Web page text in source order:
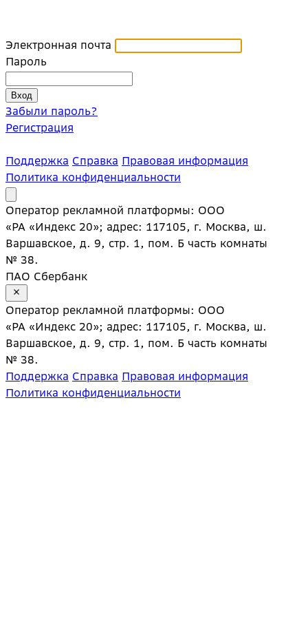
Электронная почта
Пароль
Забыли пароль?
Регистрация
Поддержка Справка Правовая информация
Политика конфиденциальности
Оператор рекламной платформы: ООО
«РА «Индекс 20»; адрес: 117105, г. Москва, ш.
Варшавское, д. 9, стр. 1, пом. Б часть комнаты
№ 38.
ПАО Сбербанк
Оператор рекламной платформы: ООО
«РА «Индекс 20»; адрес: 117105, г. Москва, ш.
Варшавское, д. 9, стр. 1, пом. Б часть комнаты
№ 38.
Поддержка Справка Правовая информация
Политика конфиденциальности